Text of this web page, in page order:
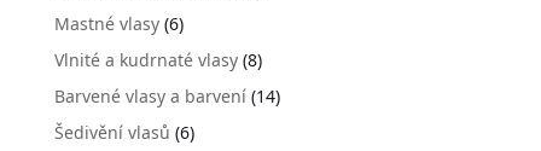
Mastné vlasy(6)
Vlnité a kudrnaté vlasy(8)
Barvené vlasy a barvení(14)
Šedivění vlasů (6)